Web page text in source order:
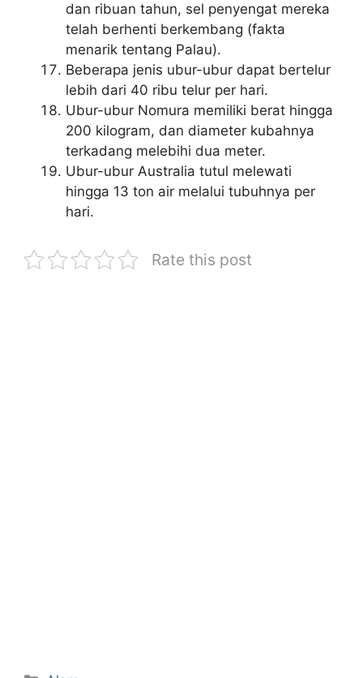
dan ribuan tahun, sel penyengat mereka
telah berhenti berkembang (fakta
menarik tentang Palau).
Beberapa jenis ubur-ubur dapat bertelur
lebih dari 40 ribu telur per hari.
Ubur-ubur Nomura memiliki berat hingga
200 kilogram, dan diameter kubahnya
terkadang melebihi dua meter.
Ubur-ubur Australia tutul melewati
hingga 13 ton air melalui tubuhnya per
hari.
Rate this post